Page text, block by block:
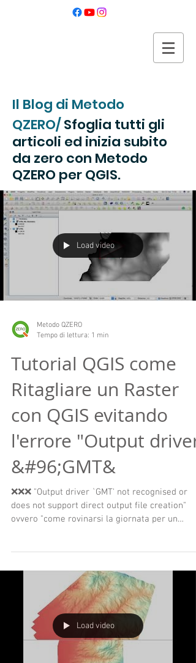
Il Blog di Metodo
QZERO/Sfoglia tutti gli
articoli ed inizia subito
da zero con Metodo
QZERO per QGIS.
Load video
Metodo QZERO
Tempo di lettura: 1 min
Tutorial QGIS come
Ritagliare un Raster
con QGIS evitando
l'errore "Output driver
&#96;GMT&
❌❌❌ "Output driver `GMT' not recognised or
does not support direct output file creation"
ovvero "come rovinarsi la giornata per un
Load video